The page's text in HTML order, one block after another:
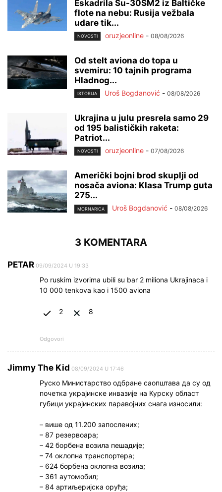
Eskadrila Su-30SM2 iz Baltičke
flote na nebu: Rusija vežbala
udare tik...
NOVOSTI oruzjeonline - 08/08/2026
Od stelt aviona do topa u
svemiru: 10 tajnih programa
Hladnog...
ISTORIJA Uroš Bogdanović - 08/08/2026
Ukrajina u julu presrela samo 29
od 195 balističkih raketa:
Patriot...
NOVOSTI oruzjeonline - 07/08/2026
Američki bojni brod skuplji od
nosača aviona: Klasa Trump guta
275...
MORNARICA Uroš Bogdanović - 08/08/2026
3 KOMENTARA
PETAR 09/09/2024 U 19:33
Po ruskim izvorima ubili su bar 2 miliona Ukrajinaca i
10 000 tenkova kao i 1500 aviona
2 8
Odgovori
Jimmy The Kid 08/09/2024 U 17:46
Руско Министарство одбране саопштава да су од
почетка украјинске инвазије на Курску област
губици украјинских паравојних снага износили:
– више од 11.200 запослених;
– 87 резервоара;
– 42 борбена возила пешадије;
– 74 оклопна транспортера;
– 624 борбена оклопна возила;
– 361 аутомобил;
– 84 артиљеријска оруђа;